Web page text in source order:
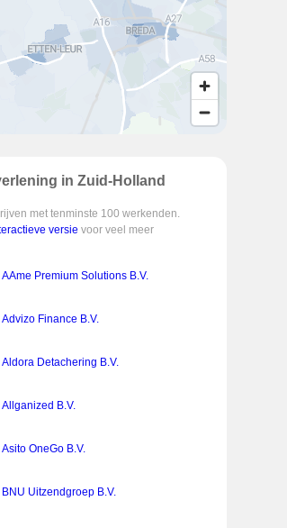
in Zuid-Holland
met tenminste 100 werkenden.
versie voor veel meer
AAme Premium Solutions B.V.
Advizo Finance B.V.
Aldora Detachering B.V.
Allganized B.V.
Asito OneGo B.V.
BNU Uitzendgroep B.V.